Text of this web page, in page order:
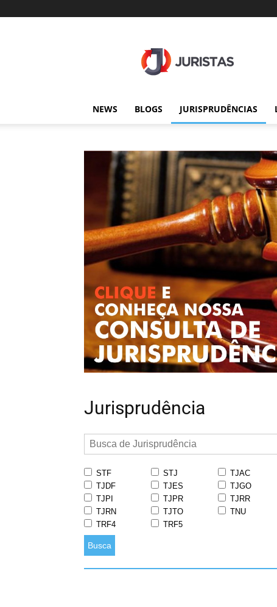
NEWS BLOGS JURISPRUDÊNCIAS
Jurisprudência
STF STJ TJAC
TJDF
TJES TJGO
TJPI
TJPR TJRR
TJRN
TJTO TNU
TRF4
TRF5
Busca